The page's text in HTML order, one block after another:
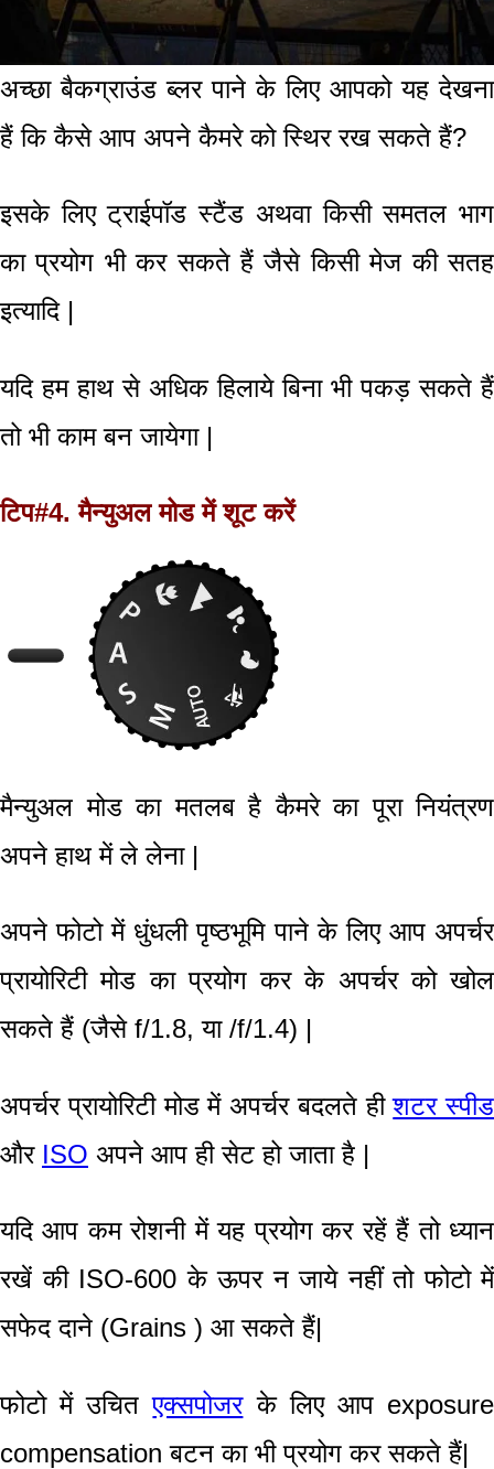
अच्छा बैकग्राउंड ब्लर पाने के लिए आपको यह देखना
हैं कि कैसे आप अपने कैमरे को स्थिर रख सकते हैं?
इसके लिए ट्राईपॉड स्टैंड अथवा किसी समतल भाग
का प्रयोग भी कर सकते हैं जैसे किसी मेज की सतह
इत्यादि |
यदि हम हाथ से अधिक हिलाये बिना भी पकड़ सकते हैं
तो भी काम बन जायेगा |
टिप#4. मैन्युअल मोड मेंशूट करें
मैन्युअल मोड कामतलब है कैमरे का पूरा नियंत्रण
अपने हाथ में ले लेना |
अपने फोटो में धुंधली पृष्ठभूमि पानेके लिए आप अपर्चर
प्रायोरिटी मोड का प्रयोग कर के अपर्चर को खोल
सकते हैं (जैसे f/1.8,या /f/1.4) |
अपर्चर प्रायोरिटी मोड में अपर्चरबदलते हीशटर स्पीड
और ISO अपने आप ही सेट हो जाता है |
यदि आप कम रोशनी में यह प्रयोग कर रहें हैं तो ध्यान
रखें की ISO-600के ऊपर न जाये नहीं तो फोटो में
सफेद दाने (Grains ) आ सकते हैं|
फोटो में उचितएक्सपोजरके लिए आप exposure
compensationबटन का भी प्रयोग कर सकते हैं|